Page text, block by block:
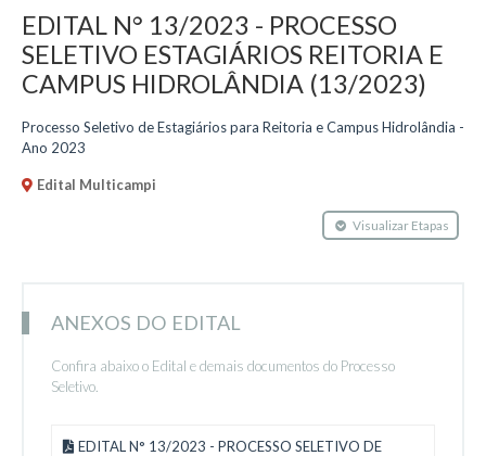
EDITAL N° 13/2023 - PROCESSO
SELETIVO ESTAGIÁRIOS REITORIA E
CAMPUS HIDROLÂNDIA (13/2023)
Processo Seletivo de Estagiários para Reitoria e Campus Hidrolândia -
Ano 2023
Edital Multicampi
Visualizar Etapas
ANEXOS DO EDITAL
Confira abaixo o Edital e demais documentos do Processo
Seletivo.
EDITAL N° 13/2023 - PROCESSO SELETIVO DE